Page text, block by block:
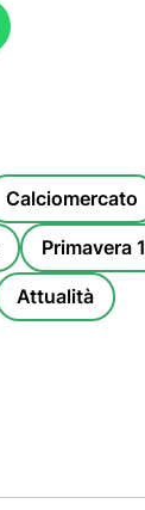
Calciomercato
Primavera 1
Attualità